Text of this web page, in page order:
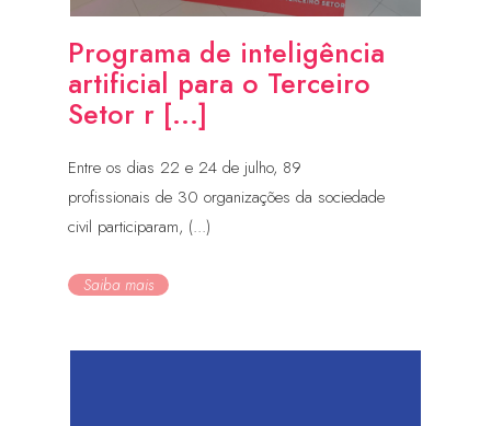
Programa de inteligência
artificial para o Terceiro
Setor r [...]
Entre os dias 22 e 24 de julho, 89
profissionais de 30 organizações da sociedade
civil participaram, (...)
Saiba mais